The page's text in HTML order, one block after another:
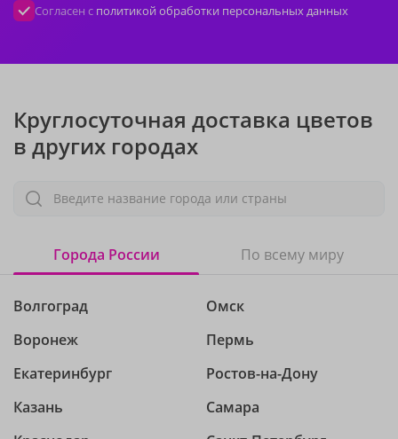
Согласен с политикой обработки персональных данных
Круглосуточная доставка цветов
в других городах
Введите название города или страны
Города России По всему миру
Волгоград
Воронеж
Екатеринбург
Казань
Омск
Пермь
Ростов-на-Дону
Самара